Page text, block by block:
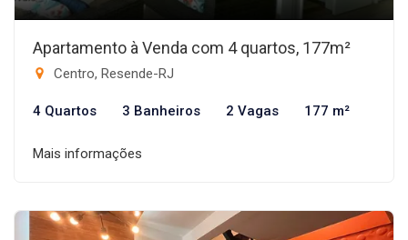
Apartamento à Venda com 4 quartos, 177m²
Centro, Resende-RJ
4 Quartos 3 Banheiros 2 Vagas 177 m²
Mais informações